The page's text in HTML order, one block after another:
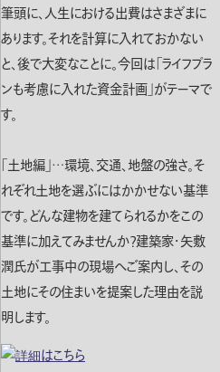
筆頭に、人生における出費はさまざまに
あります。それを計算に入れておかない
と、後で大変なことに。今回は「ライフプラ
ンも考慮に入れた資金計画」がテーマで
す。
「土地編」…環境、交通、地盤の強さ。そ
れぞれ土地を選ぶにはかかせない基準
です。どんな建物を建てられるかをこの
基準に加えてみませんか？建築家・矢敷
潤氏が工事中の現場へご案内し、その
土地にその住まいを提案した理由を説
明します。